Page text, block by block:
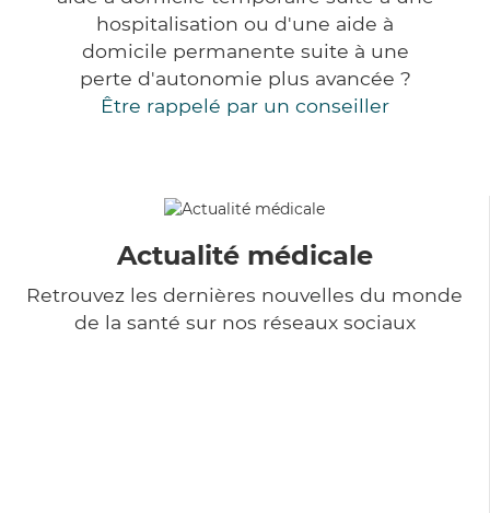
hospitalisation ou d'une aide à
domicile permanente suite à une
perte d'autonomie plus avancée ?
Être rappelé par un conseiller
Actualité médicale
Retrouvez les dernières nouvelles du monde
de la santé sur nos réseaux sociaux